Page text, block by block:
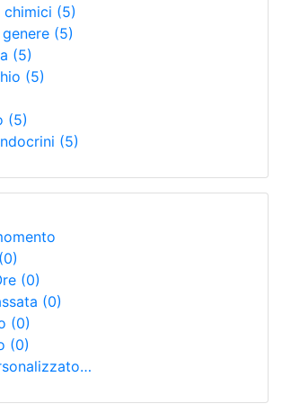
chimici (5)
(5)
(5)
(5)
(5)
(5)
(0)
(0)
(0)
(0)
(0)